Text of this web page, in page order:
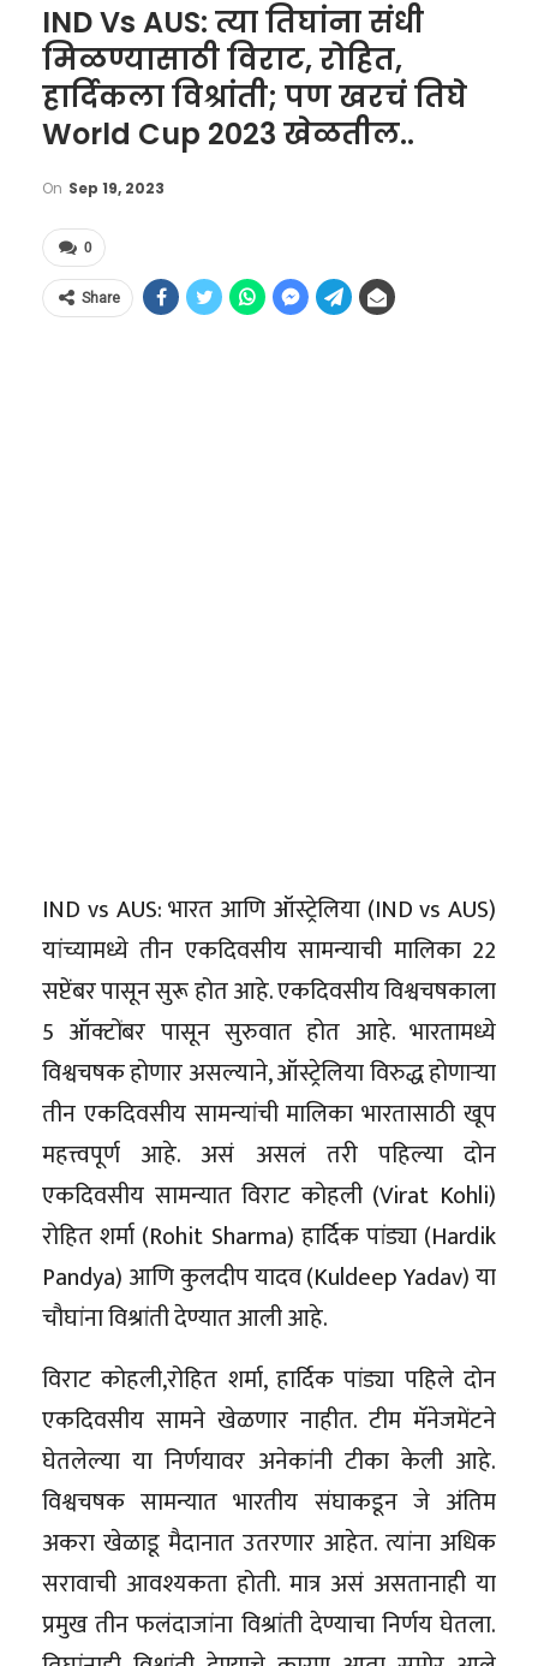
IND Vs AUS: त्या तिघांना संधी
मिळण्यासाठी विराट, रोहित,
हार्दिकला विश्रांती; पण खरचं तिघे
World Cup 2023 खेळतील..
On Sep 19, 2023
0
Share
IND vs AUS: भारत आणि ऑस्ट्रेलिया (IND vs AUS)
यांच्यामध्ये तीन एकदिवसीय सामन्याची मालिका 22
सप्टेंबर पासून सुरू होत आहे. एकदिवसीय विश्वचषकाला
5 ऑक्टोंबर पासून सुरुवात होत आहे. भारतामध्ये
विश्वचषक होणार असल्याने, ऑस्ट्रेलिया विरुद्ध होणाऱ्या
तीन एकदिवसीय सामन्यांची मालिका भारतासाठी खूप
महत्त्वपूर्ण आहे. असं असलं तरी पहिल्या दोन
एकदिवसीय सामन्यात विराट कोहली (Virat Kohli)
रोहित शर्मा (Rohit Sharma) हार्दिक पांड्या (Hardik
Pandya) आणि कुलदीप यादव (Kuldeep Yadav) या
चौघांना विश्रांती देण्यात आली आहे.
विराट कोहली,रोहित शर्मा, हार्दिक पांड्या पहिले दोन
एकदिवसीय सामने खेळणार नाहीत. टीम मॅनेजमेंटने
घेतलेल्या या निर्णयावर अनेकांनी टीका केली आहे.
विश्वचषक सामन्यात भारतीय संघाकडून जे अंतिम
अकरा खेळाडू मैदानात उतरणार आहेत. त्यांना अधिक
सरावाची आवश्यकता होती. मात्र असं असतानाही या
प्रमुख तीन फलंदाजांना विश्रांती देण्याचा निर्णय घेतला.